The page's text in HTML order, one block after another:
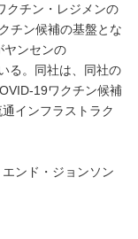
クチン・レジメンの
チン候補の基盤とな
ヤンセンの
る。同社は、同社の
19ワクチン候補
インフラストラク
ンド・ジョンソン